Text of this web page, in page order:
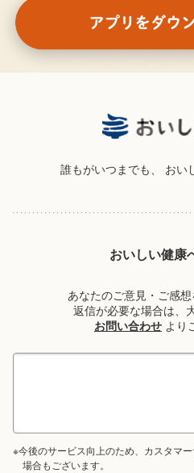
誰もがいつまでも、 おい
おいしい健康
あなたのご意見・ご感
返信が必要な場合は、
お問い合わせ より
※今後のサービス向上のため、カスタマ
場合もございます。